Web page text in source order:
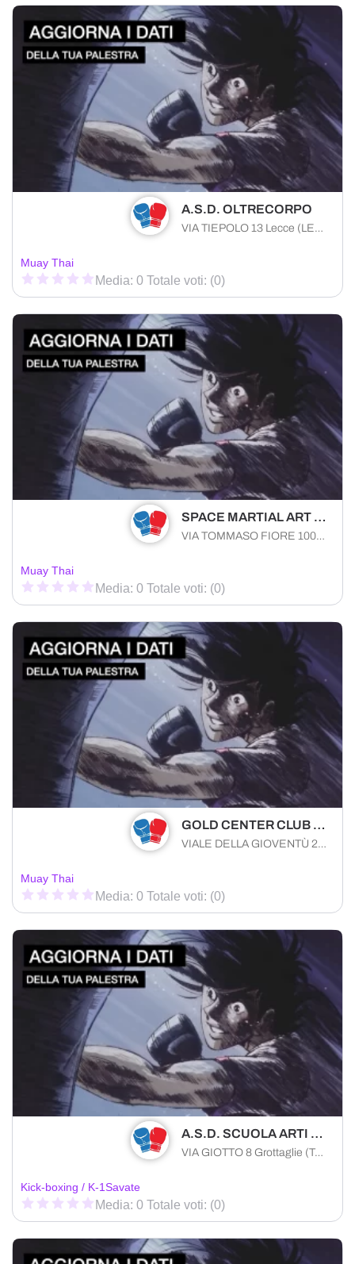
A.S.D. OLTRECORPO
VIA TIEPOLO 13 Lecce (LE) 73100 , Puglia
Muay Thai
Media: 0 Totale voti: (0)
SPACE MARTIAL ART SOCIETA' SPORTIVA DILETTANTISTICA A RESPONSABILITA' LIMITATA
VIA TOMMASO FIORE 100 Bari (BA) 70123 , Puglia
Muay Thai
Media: 0 Totale voti: (0)
GOLD CENTER CLUB SOCIETA' SPORTIVA DILETTANTISTICA A RESPONSABILITA' LIMITATA
VIALE DELLA GIOVENTÙ 23 San Giovanni Rotondo (FG) 71013 , Puglia
Muay Thai
Media: 0 Totale voti: (0)
A.S.D. SCUOLA ARTI ORIENTALI
VIA GIOTTO 8 Grottaglie (TA) 74023 , Puglia
Kick-boxing / K-1Savate
Media: 0 Totale voti: (0)